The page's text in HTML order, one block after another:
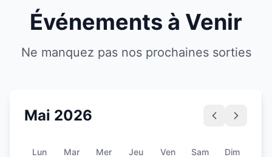
Événements à Venir
Ne manquez pas nos prochaines sorties
Mai 2026
Lun Mar Mer Jeu Ven Sam Dim